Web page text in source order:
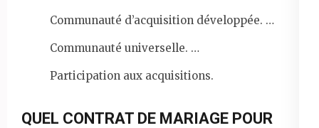
Communauté d’acquisition développée. …
Communauté universelle. …
Participation aux acquisitions.
QUEL CONTRAT DE MARIAGE POUR